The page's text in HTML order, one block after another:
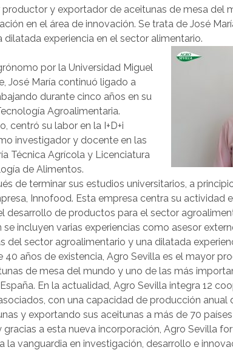
productor y exportador de aceitunas de mesa del
en el área de innovación. Se trata de José
dilatada experiencia en el sector alimentario.
por la Universidad Miguel
José María continuó ligado a
durante cinco años en su
Agroalimentaria.
centró su labor en la I+D+i
investigador y docente en las
Técnica Agrícola y Licenciatura
de Alimentos.
de terminar sus estudios universitarios, a
Innofood. Esta empresa centra su actividad
desarrollo de productos para el sector
incluyen varias experiencias como asesor
del sector agroalimentario y una dilatada
40 años de existencia, Agro Sevilla es el mayor
de mesa del mundo y uno de las más
En la actualidad, Agro Sevilla integra 12
con una capacidad de producción anual
y exportando sus aceitunas a más de 70
a esta nueva incorporación, Agro Sevilla
la vanguardia en investigación, desarrollo e